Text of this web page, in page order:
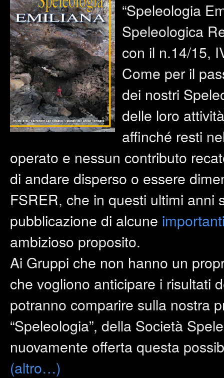
“Speleologia
Speleologica
con il n.14/15,
Come per il
dei nostri
delle loro
affinché resti
operato e nessun contributo
di andare disperso o essere
FSRER, che in questi ultimi anni
pubblicazione di alcune
ambizioso proposito.
Ai Gruppi che non hanno un
che vogliono anticipare i risultati
potranno comparire sulla nostra
“Speleologia”, della Società
nuovamente offerta questa
(altro…)